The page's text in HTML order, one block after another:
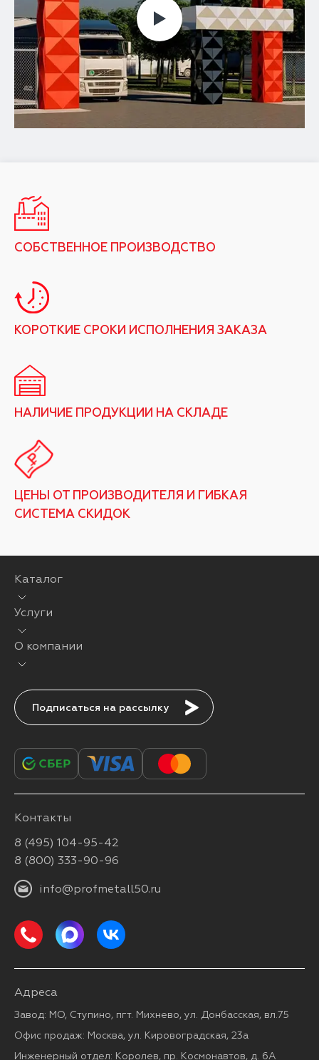
СОБСТВЕННОЕ ПРОИЗВОДСТВО
КОРОТКИЕ СРОКИ ИСПОЛНЕНИЯ ЗАКАЗА
НАЛИЧИЕ ПРОДУКЦИИ НА СКЛАДЕ
ЦЕНЫ ОТ ПРОИЗВОДИТЕЛЯ И ГИБКАЯ
СИСТЕМА СКИДОК
Каталог
Услуги
О компании
Подписаться
Контакты
8 (495) 104-95-42
8 (800) 333-90-96
info@profmetall50.ru
Адреса
Завод: МО, Ступино, пгт. Михнево, ул. Донбасская, вл.75
Офис продаж: Москва, ул. Кировоградская, 23а
Инженерный отдел: Королев, пр. Космонавтов, д. 6А